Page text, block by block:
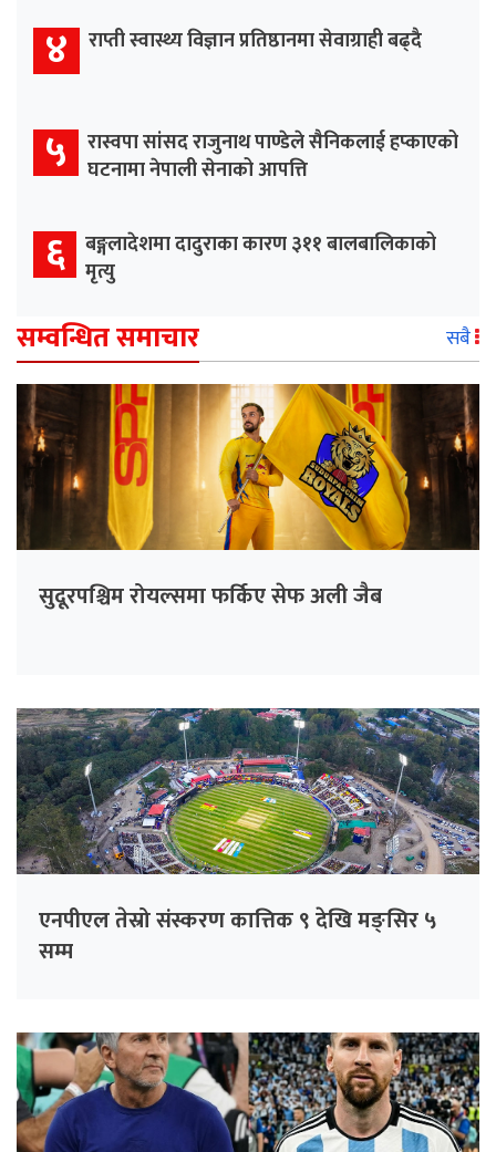
४ राप्ती स्वास्थ्य विज्ञान प्रतिष्ठानमा सेवाग्राही बढ्दै
५ रास्वपा सांसद राजुनाथ पाण्डेले सैनिकलाई हप्काएको
घटनामा नेपाली सेनाको आपत्ति
६ बङ्गलादेशमा दादुराका कारण ३११ बालबालिकाको
मृत्यु
सम्वन्धित समाचार सबै
सुदूरपश्चिम रोयल्समा फर्किए सेफ अली जैब
एनपीएल तेस्रो संस्करण कात्तिक ९ देखि मङ्सिर ५
सम्म